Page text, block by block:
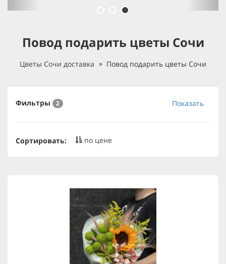
Повод подарить цветы Сочи
Цветы Сочи доставка Повод подарить цветы Сочи
Фильтры 2 Показать
Сортировать: по цене